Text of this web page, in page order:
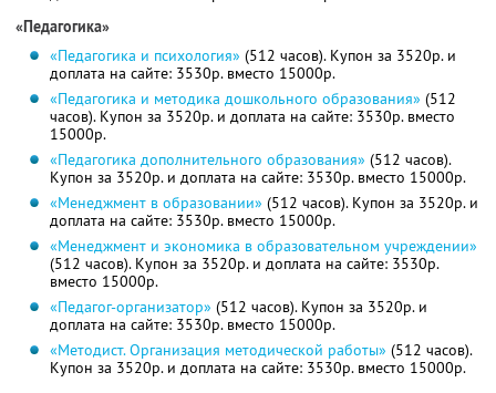
«Педагогика»
«Педагогика и психология» (512 часов). Купон за 3520р. и
доплата на сайте: 3530р. вместо 15000р.
«Педагогика и методика дошкольного образования» (512
часов). Купон за 3520р. и доплата на сайте: 3530р. вместо
15000р.
«Педагогика дополнительного образования» (512 часов).
Купон за 3520р. и доплата на сайте: 3530р. вместо 15000р.
«Менеджмент в образовании» (512 часов). Купон за 3520р. и
доплата на сайте: 3530р. вместо 15000р.
«Менеджмент и экономика в образовательном учреждении»
(512 часов). Купон за 3520р. и доплата на сайте: 3530р.
вместо 15000р.
«Педагог-организатор» (512 часов). Купон за 3520р. и
доплата на сайте: 3530р. вместо 15000р.
«Методист. Организация методической работы» (512 часов).
Купон за 3520р. и доплата на сайте: 3530р. вместо 15000р.